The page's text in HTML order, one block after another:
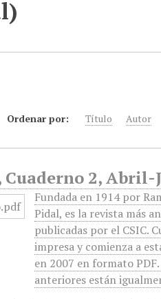
Ordenar por: Título Autor
Cuaderno 2, Abril-
Fundada en 1914 por
Pidal, es la revista más
publicadas por el CSIC.
impresa y comienza a
en 2007 en formato
anteriores están